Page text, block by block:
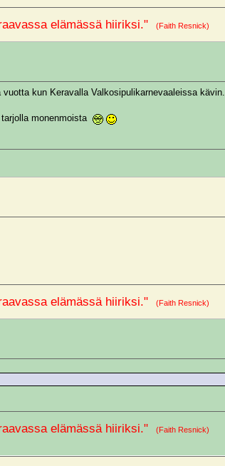
elämässä hiiriksi." (Faith Resnick)
kun Keravalla Valkosipulikarnevaaleissa kävin.
monenmoista
elämässä hiiriksi." (Faith Resnick)
elämässä hiiriksi." (Faith Resnick)